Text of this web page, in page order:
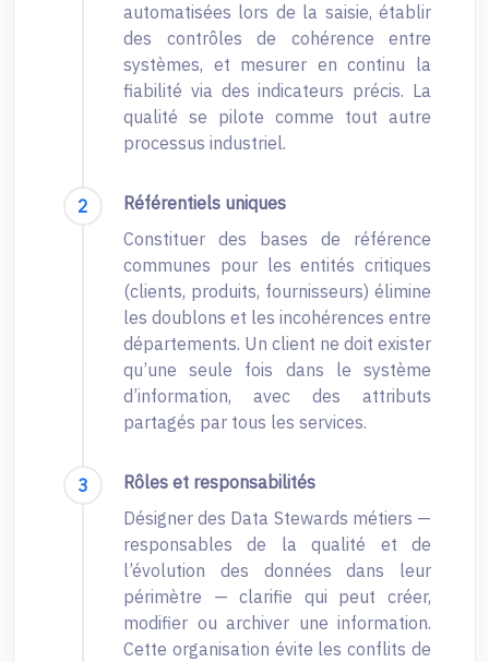
automatisées lors de la saisie, établir
des contrôles de cohérence entre
systèmes, et mesurer en continu la
fiabilité via des indicateurs précis. La
qualité se pilote comme tout autre
processus industriel.
Référentiels uniques
Constituer des bases de référence
communes pour les entités critiques
(clients, produits, fournisseurs) élimine
les doublons et les incohérences entre
départements. Un client ne doit exister
qu’une seule fois dans le système
d’information, avec des attributs
partagés par tous les services.
Rôles et responsabilités
Désigner des Data Stewards métiers —
responsables de la qualité et de
l’évolution des données dans leur
périmètre — clarifie qui peut créer,
modifier ou archiver une information.
Cette organisation évite les conflits de